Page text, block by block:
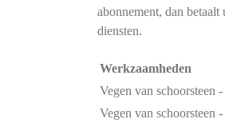
abonnement, dan
diensten.
Werkzaamheden
Vegen van schoorsteen
Vegen van schoorsteen